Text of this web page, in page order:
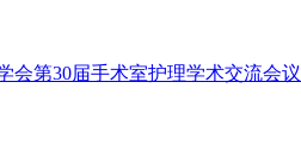
会第30届手术室护理学术交流会议